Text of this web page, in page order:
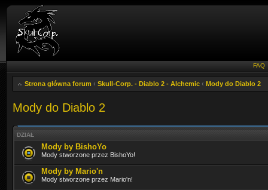
FAQ
Strona główna forum ‹ Skull-Corp. - Diablo 2 - Alchemic ‹ Mody do Diablo 2
Mody do Diablo 2
DZIAŁ
Mody by BishoYo
Mody stworzone przez BishoYo!
Mody by Mario'n
Mody stworzone przez Mario'n!